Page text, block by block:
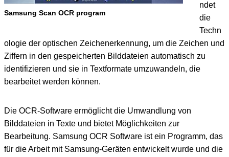
Samsung Scan OCR program
ndet
die
Techn
ologie der optischen Zeichenerkennung, um die Zeichen und
Ziffern in den gespeicherten Bilddateien automatisch zu
identifizieren und sie in Textformate umzuwandeln, die
bearbeitet werden können.
Die OCR-Software ermöglicht die Umwandlung von
Bilddateien in Texte und bietet Möglichkeiten zur
Bearbeitung. Samsung OCR Software ist ein Programm, das
für die Arbeit mit Samsung-Geräten entwickelt wurde und die